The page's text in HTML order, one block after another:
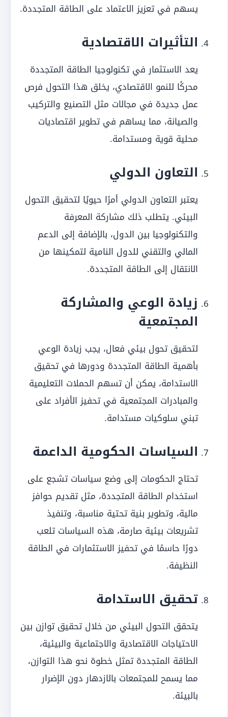
يسهم في تعزيز الاعتماد على الطاقة المتجددة.
التأثيرات الاقتصادية
يعد الاستثمار في تكنولوجيا الطاقة المتجددة
محركًا للنمو الاقتصادي، يخلق هذا التحول فرص
عمل جديدة في مجالات مثل التصنيع والتركيب
والصيانة، مما يساهم في تطوير اقتصاديات
محلية قوية ومستدامة.
التعاون الدولي
يعتبر التعاون الدولي أمرًا حيويًا لتحقيق التحول
البيئي. يتطلب ذلك مشاركة المعرفة
والتكنولوجيا بين الدول، بالإضافة إلى الدعم
المالي والتقني للدول النامية لتمكينها من
الانتقال إلى الطاقة المتجددة.
زيادة الوعي والمشاركة
المجتمعية
لتحقيق تحول بيئي فعال، يجب زيادة الوعي
بأهمية الطاقة المتجددة ودورها في تحقيق
الاستدامة، يمكن أن تسهم الحملات التعليمية
والمبادرات المجتمعية في تحفيز الأفراد على
تبني سلوكيات مستدامة.
السياسات الحكومية الداعمة
تحتاج الحكومات إلى وضع سياسات تشجع على
استخدام الطاقة المتجددة، مثل تقديم حوافز
مالية، وتطوير بنية تحتية مناسبة، وتنفيذ
تشريعات بيئية صارمة، هذه السياسات تلعب
دورًا حاسمًا في تحفيز الاستثمارات في الطاقة
النظيفة.
تحقيق الاستدامة
يتحقق التحول البيئي من خلال تحقيق توازن بين
الاحتياجات الاقتصادية والاجتماعية والبيئية،
الطاقة المتجددة تمثل خطوة نحو هذا التوازن،
مما يسمح للمجتمعات بالازدهار دون الإضرار
بالبيئة.